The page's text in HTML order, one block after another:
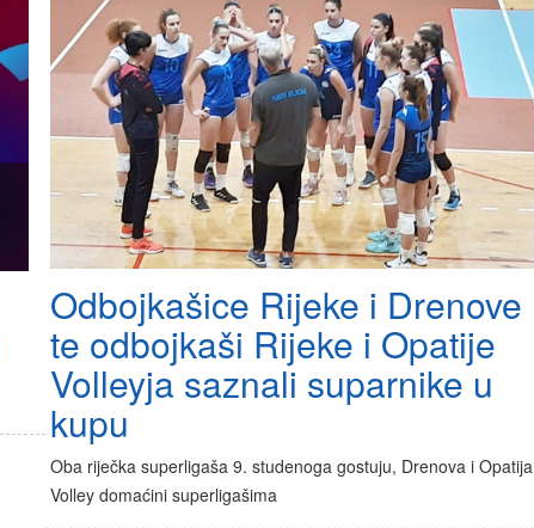
Odbojkašice Rijeke i Drenove
te odbojkaši Rijeke i Opatije
Volleyja saznali suparnike u
kupu
Oba riječka superligaša 9. studenoga gostuju, Drenova i Opatija
Volley domaćini superligašima